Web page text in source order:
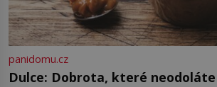
panidomu.cz
Dulce: Dobrota, které neodoláte